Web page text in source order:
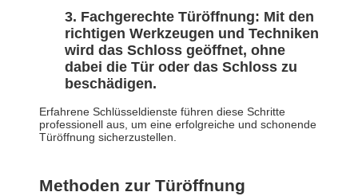
Fachgerechte Türöffnung: Mit den
richtigen Werkzeugen und Techniken
wird das Schloss geöffnet, ohne
dabei die Tür oder das Schloss zu
beschädigen.
Erfahrene Schlüsseldienste führen diese Schritte
professionell aus, um eine erfolgreiche und schonende
Türöffnung sicherzustellen.
Methoden zur Türöffnung